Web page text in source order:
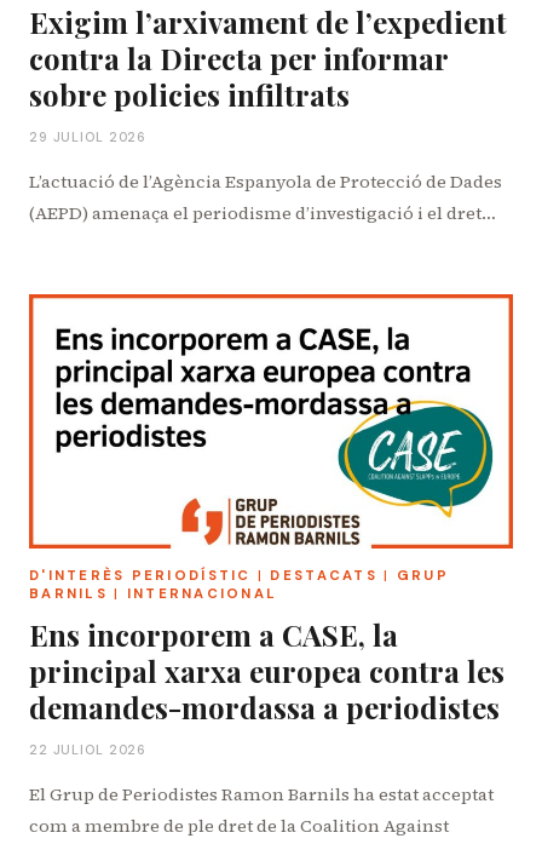
Exigim l’arxivament de l’expedient
contra la Directa per informar
sobre policies infiltrats
29 JULIOL 2026
L’actuació de l’Agència Espanyola de Protecció de Dades
(AEPD) amenaça el periodisme d’investigació i el dret…
D'INTERÈS PERIODÍSTIC | DESTACATS | GRUP
BARNILS | INTERNACIONAL
Ens incorporem a CASE, la
principal xarxa europea contra les
demandes-mordassa a periodistes
22 JULIOL 2026
El Grup de Periodistes Ramon Barnils ha estat acceptat
com a membre de ple dret de la Coalition Against